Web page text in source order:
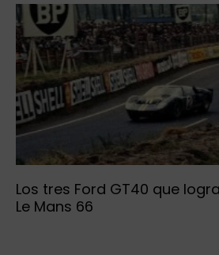
Los tres Ford GT40 que
Le Mans 66